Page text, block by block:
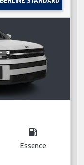
local_gas_station
Essence